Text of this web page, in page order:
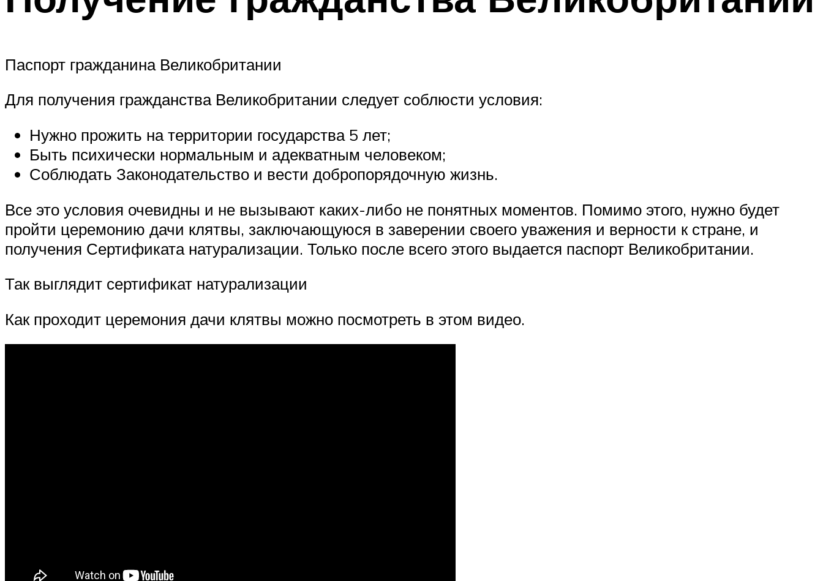
Паспорт гражданина Великобритании
Для получения гражданства Великобритании следует соблюсти условия:
Нужно прожить на территории государства 5 лет;
Быть психически нормальным и адекватным человеком;
Соблюдать Законодательство и вести добропорядочную жизнь.
Все это условия очевидны и не вызывают каких-либо не понятных моментов. Помимо этого, нужно будет
пройти церемонию дачи клятвы, заключающуюся в заверении своего уважения и верности к стране, и
получения Сертификата натурализации. Только после всего этого выдается паспорт Великобритании.
Так выглядит сертификат натурализации
Как проходит церемония дачи клятвы можно посмотреть в этом видео.